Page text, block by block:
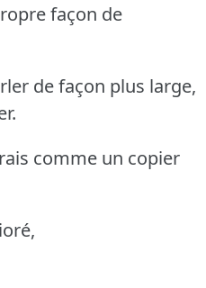
façon de
de façon plus large,
comme un copier